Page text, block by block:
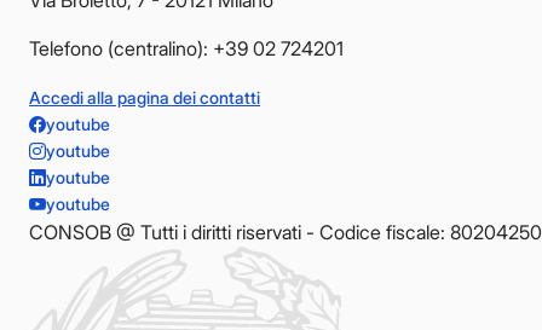
Telefono (centralino): +39 02 724201
Accedi alla pagina dei contatti
youtube
youtube
youtube
youtube
CONSOB @ Tutti i diritti riservati - Codice fiscale: